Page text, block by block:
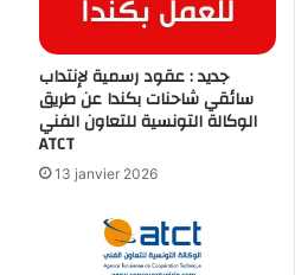
جديد : عقود رسمية لإنتداب
سائقي شاحنات بكندا عن طريق
الوكالة التونسية للتعاون الفني
ATCT
13 janvier 2026